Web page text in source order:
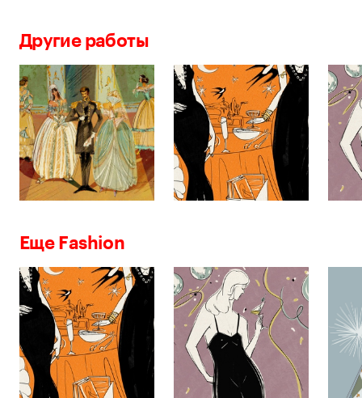
Другие работы
Еще Fashion